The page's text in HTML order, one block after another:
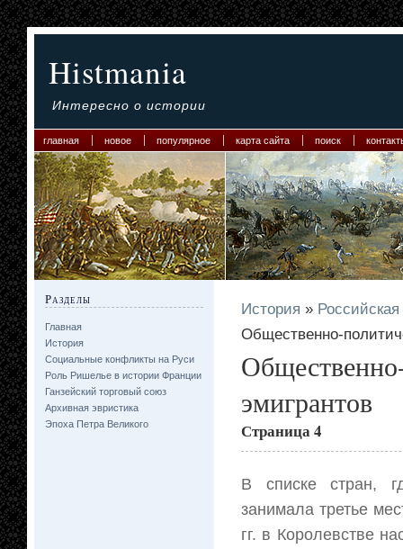
Histmania
Интересно о истории
главная новое популярное карта сайта поиск
Разделы
Главная
История
Социальные конфликты на Руси
Роль Ришелье в истории Франции
Ганзейский торговый союз
Архивная эвристика
Эпоха Петра Великого
История »
Общественно-
эмигрантов
Страница 4
В списке стран,
занимала третье
гг. в Королевстве